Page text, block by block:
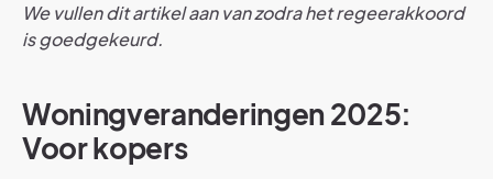
We vullen dit artikel aan van zodra het regeerakkoord
is goedgekeurd.
Woningveranderingen 2025:
Voor kopers